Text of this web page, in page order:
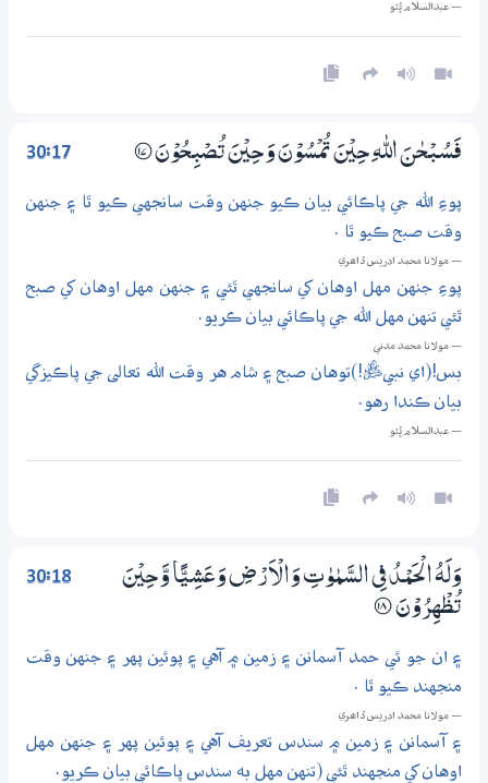
— عبدالسلام ڀُٽو
30:17 فَسُــبْحٰنَ اللّٰهِ حِيْنَ تُمْسُوْنَ وَحِيْنَ تُصْبِحُوْنَ ؀17
پوءِ الله جي پاڪائي بيان ڪيو جنهن وقت سانجهي ڪيو ٿا ۽ جنهن
وقت صبح ڪيو ٿا .
— مولانا محمد ادريس ڏاھري
پوءِ جنهن مهل اوهان کي سانجهي ٿئي ۽ جنهن مهل اوهان کي صبح
ٿئي تنهن مهل الله جي پاڪائي بيان ڪريو.
— مولانا محمد مدني
بس!(اي نبيﷺ!)توهان صبح ۽ شام هر وقت الله تعالى جي پاڪيزگي
بيان ڪندا رهو.
— عبدالسلام ڀُٽو
30:18
وَلَهُ الْحَمْــدُ فِي السَّمٰوٰتِ وَالْاَرْضِ وَعَشِـيًّا وَّحِيْنَ
تُظْهِرُوْنَ ؀18
۽ ان جو ئي حمد آسمانن ۽ زمين ۾ آهي ۽ پوئين پهر ۽ جنهن وقت
منجهند ڪيو ٿا .
— مولانا محمد ادريس ڏاھري
۽ آسمانن ۽ زمين ۾ سندس تعريف آهي ۽ پوئين پهر ۽ جنهن مهل
اوهان کي منجهند ٿئي (تنهن مهل به سندس پاڪائي بيان ڪريو.